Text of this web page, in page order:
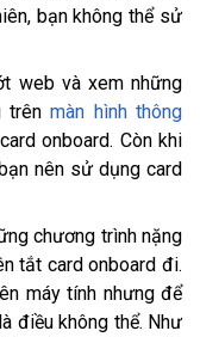
bạn không thể sử
web và xem những
trênmàn hình thông
onboard. Còn khi
nên sử dụng card
chương trình nặng
tắt card onboard đi.
máy tính nhưng để
điều không thể. Như